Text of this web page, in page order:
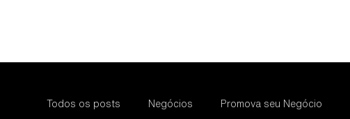
Todos os posts Negócios Promova seu Negócio